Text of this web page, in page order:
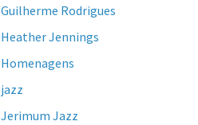
Guilherme Rodrigues
Heather Jennings
Homenagens
jazz
Jerimum Jazz